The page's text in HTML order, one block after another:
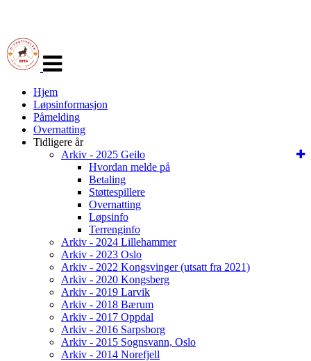
navigasjon
Hjem
Løpsinformasjon
Påmelding
Overnatting
Tidligere år
Arkiv - 2025 Geilo
Hvordan melde på
Betaling
Støttespillere
Overnatting
Løpsinfo
Terrenginfo
Arkiv - 2024 Lillehammer
Arkiv - 2023 Oslo
Arkiv - 2022 Kongsvinger (utsatt fra 2021)
Arkiv - 2020 Kongsberg
Arkiv - 2019 Larvik
Arkiv - 2018 Bærum
Arkiv - 2017 Oppdal
Arkiv - 2016 Sarpsborg
Arkiv - 2015 Sognsvann, Oslo
Arkiv - 2014 Norefjell